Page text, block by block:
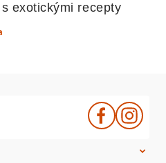
exotickými recepty